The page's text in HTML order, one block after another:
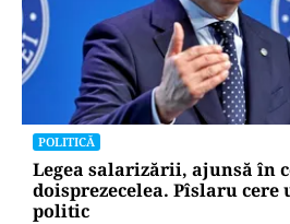
POLITICĂ
Legea salarizării, ajunsă în
doisprezecelea. Pîslaru
politic